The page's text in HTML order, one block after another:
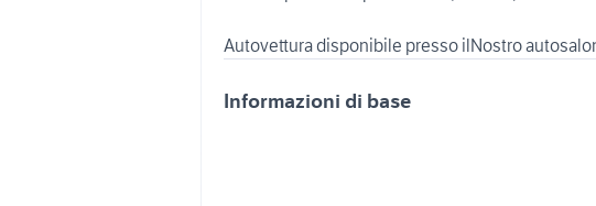
Autovettura disponibile presso ilNostro
Informazioni di base